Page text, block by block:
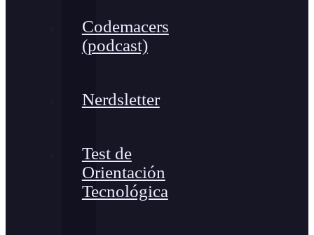
Codemacers
(podcast)
Nerdsletter
Test de
Orientación
Tecnológica